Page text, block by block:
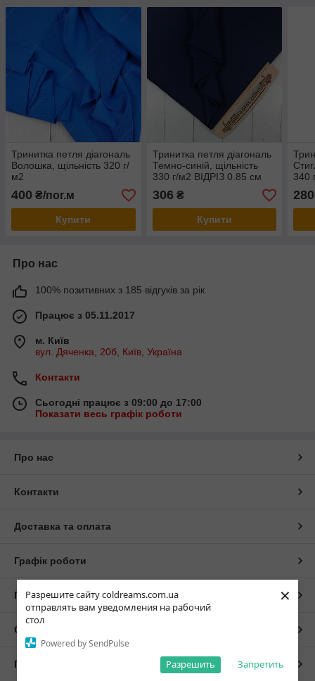
Разрешите сайту coldreams.com.ua
отправлять вам уведомления на рабочий
стол
Powered by SendPulse
Запретить
Разрешить
×
Тринитка петля діагональ
Волошка, щільність 320 г/
м2
400 ₴/пог.м
Купити
Тринитка петля діагональ
Темно-синій, щільність
330 г/м2 ВІДРІЗ 0.85 см
306 ₴
Купити
340
280
Про нас
100% позитивних з 185 відгуків за рік
Працює з 05.11.2017
м. Київ
вул. Дяченка, 20б, Київ, Україна
Контакти
Сьогодні працює з 09:00 до 17:00
Показати весь графік роботи
Про нас
Контакти
Доставка та оплата
Графік роботи
Повна версія сайту
Сайт створено на маркетплейсі
Політика конфіденційності